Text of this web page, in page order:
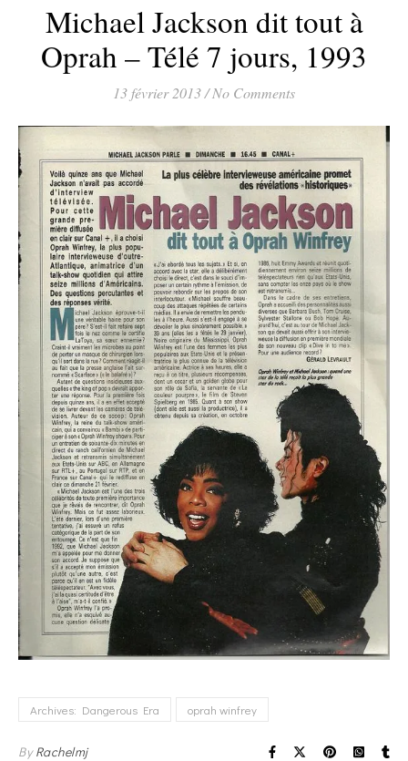
Michael Jackson dit tout à
Oprah – Télé 7 jours, 1993
13 février 2013/ No Comments
Archives: Dangerous Era oprah winfrey
ByRachelmj